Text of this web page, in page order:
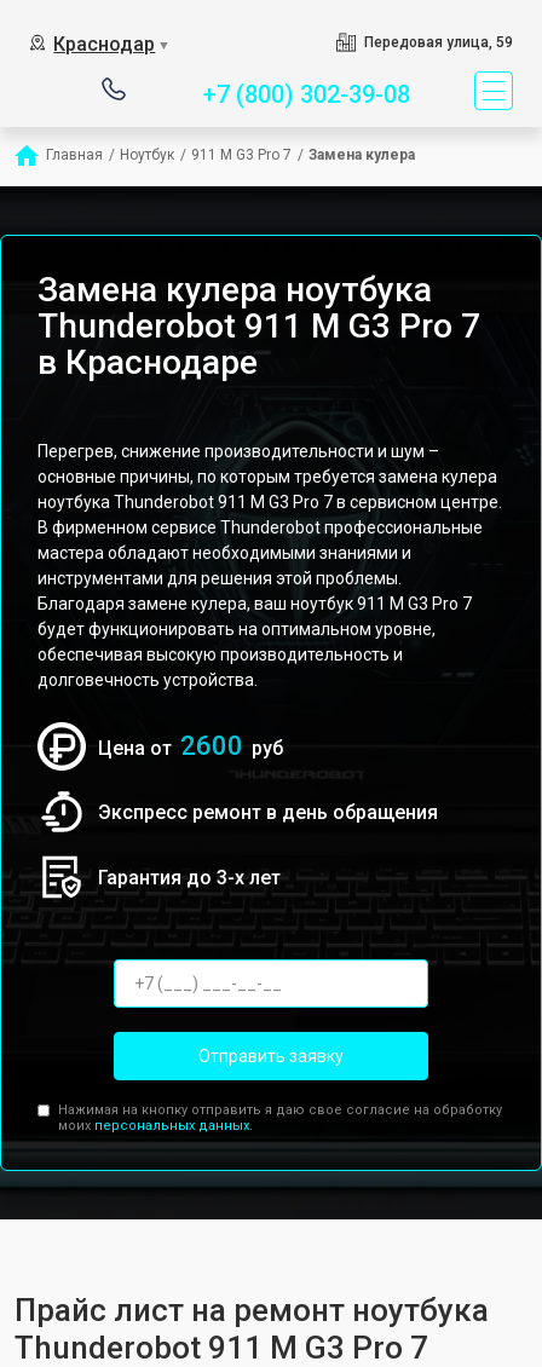
Краснодар ▼ Передовая улица, 59
+7 (800) 302-39-08
Главная / Ноутбук / 911 M G3 Pro 7 / Замена кулера
Замена кулера ноутбука
Thunderobot 911 M G3 Pro 7
в Краснодаре
Перегрев, снижение производительности и шум –
основные причины, по которым требуется замена кулера
ноутбука Thunderobot 911 M G3 Pro 7 в сервисном центре.
В фирменном сервисе Thunderobot профессиональные
мастера обладают необходимыми знаниями и
инструментами для решения этой проблемы.
Благодаря замене кулера, ваш ноутбук 911 M G3 Pro 7
будет функционировать на оптимальном уровне,
обеспечивая высокую производительность и
долговечность устройства.
Цена от 2600 руб
Экспресс ремонт в день обращения
Гарантия до 3-х лет
Отправить заявку
Нажимая на кнопку отправить я даю свое согласие на обработку
моих персональных данных.
Прайс лист на ремонт ноутбука
Thunderobot 911 M G3 Pro 7